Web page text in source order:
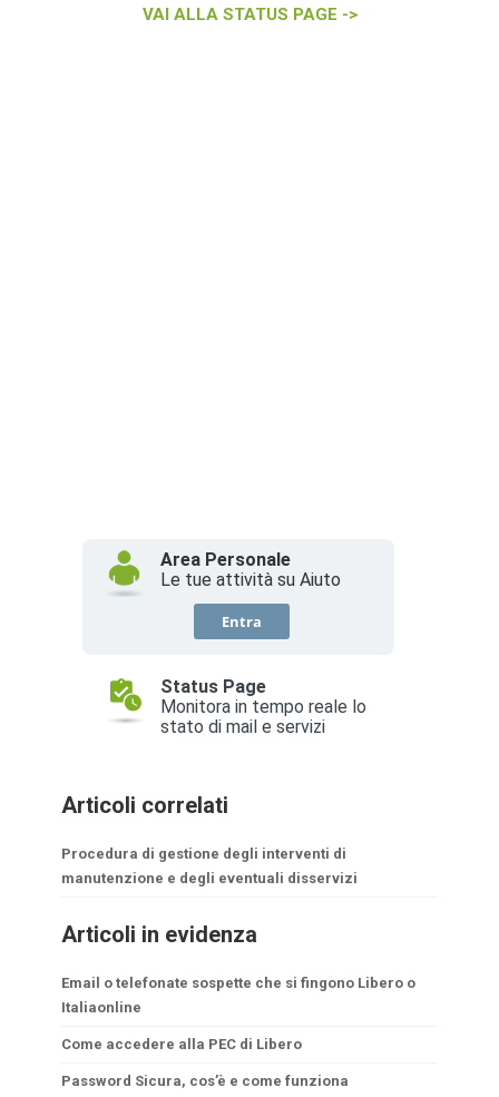
VAI ALLA STATUS PAGE ->
Articoli correlati
Procedura di gestione degli interventi di
manutenzione e degli eventuali disservizi
Articoli in evidenza
Email o telefonate sospette che si fingono Libero o
Italiaonline
Come accedere alla PEC di Libero
Password Sicura, cos’è e come funziona